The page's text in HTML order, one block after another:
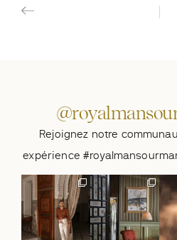
Rejoignez notre
expérience
A stay to
remember at
@royalmansour
marrakech.🌴
1288
39
The art of
noticing.🌴
A door left
slightly...
418
15